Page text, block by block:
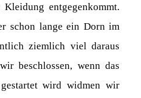
entgegenkommt.
schon lange ein Dorn im
ziemlich viel daraus
beschlossen, wenn das
wird widmen wir